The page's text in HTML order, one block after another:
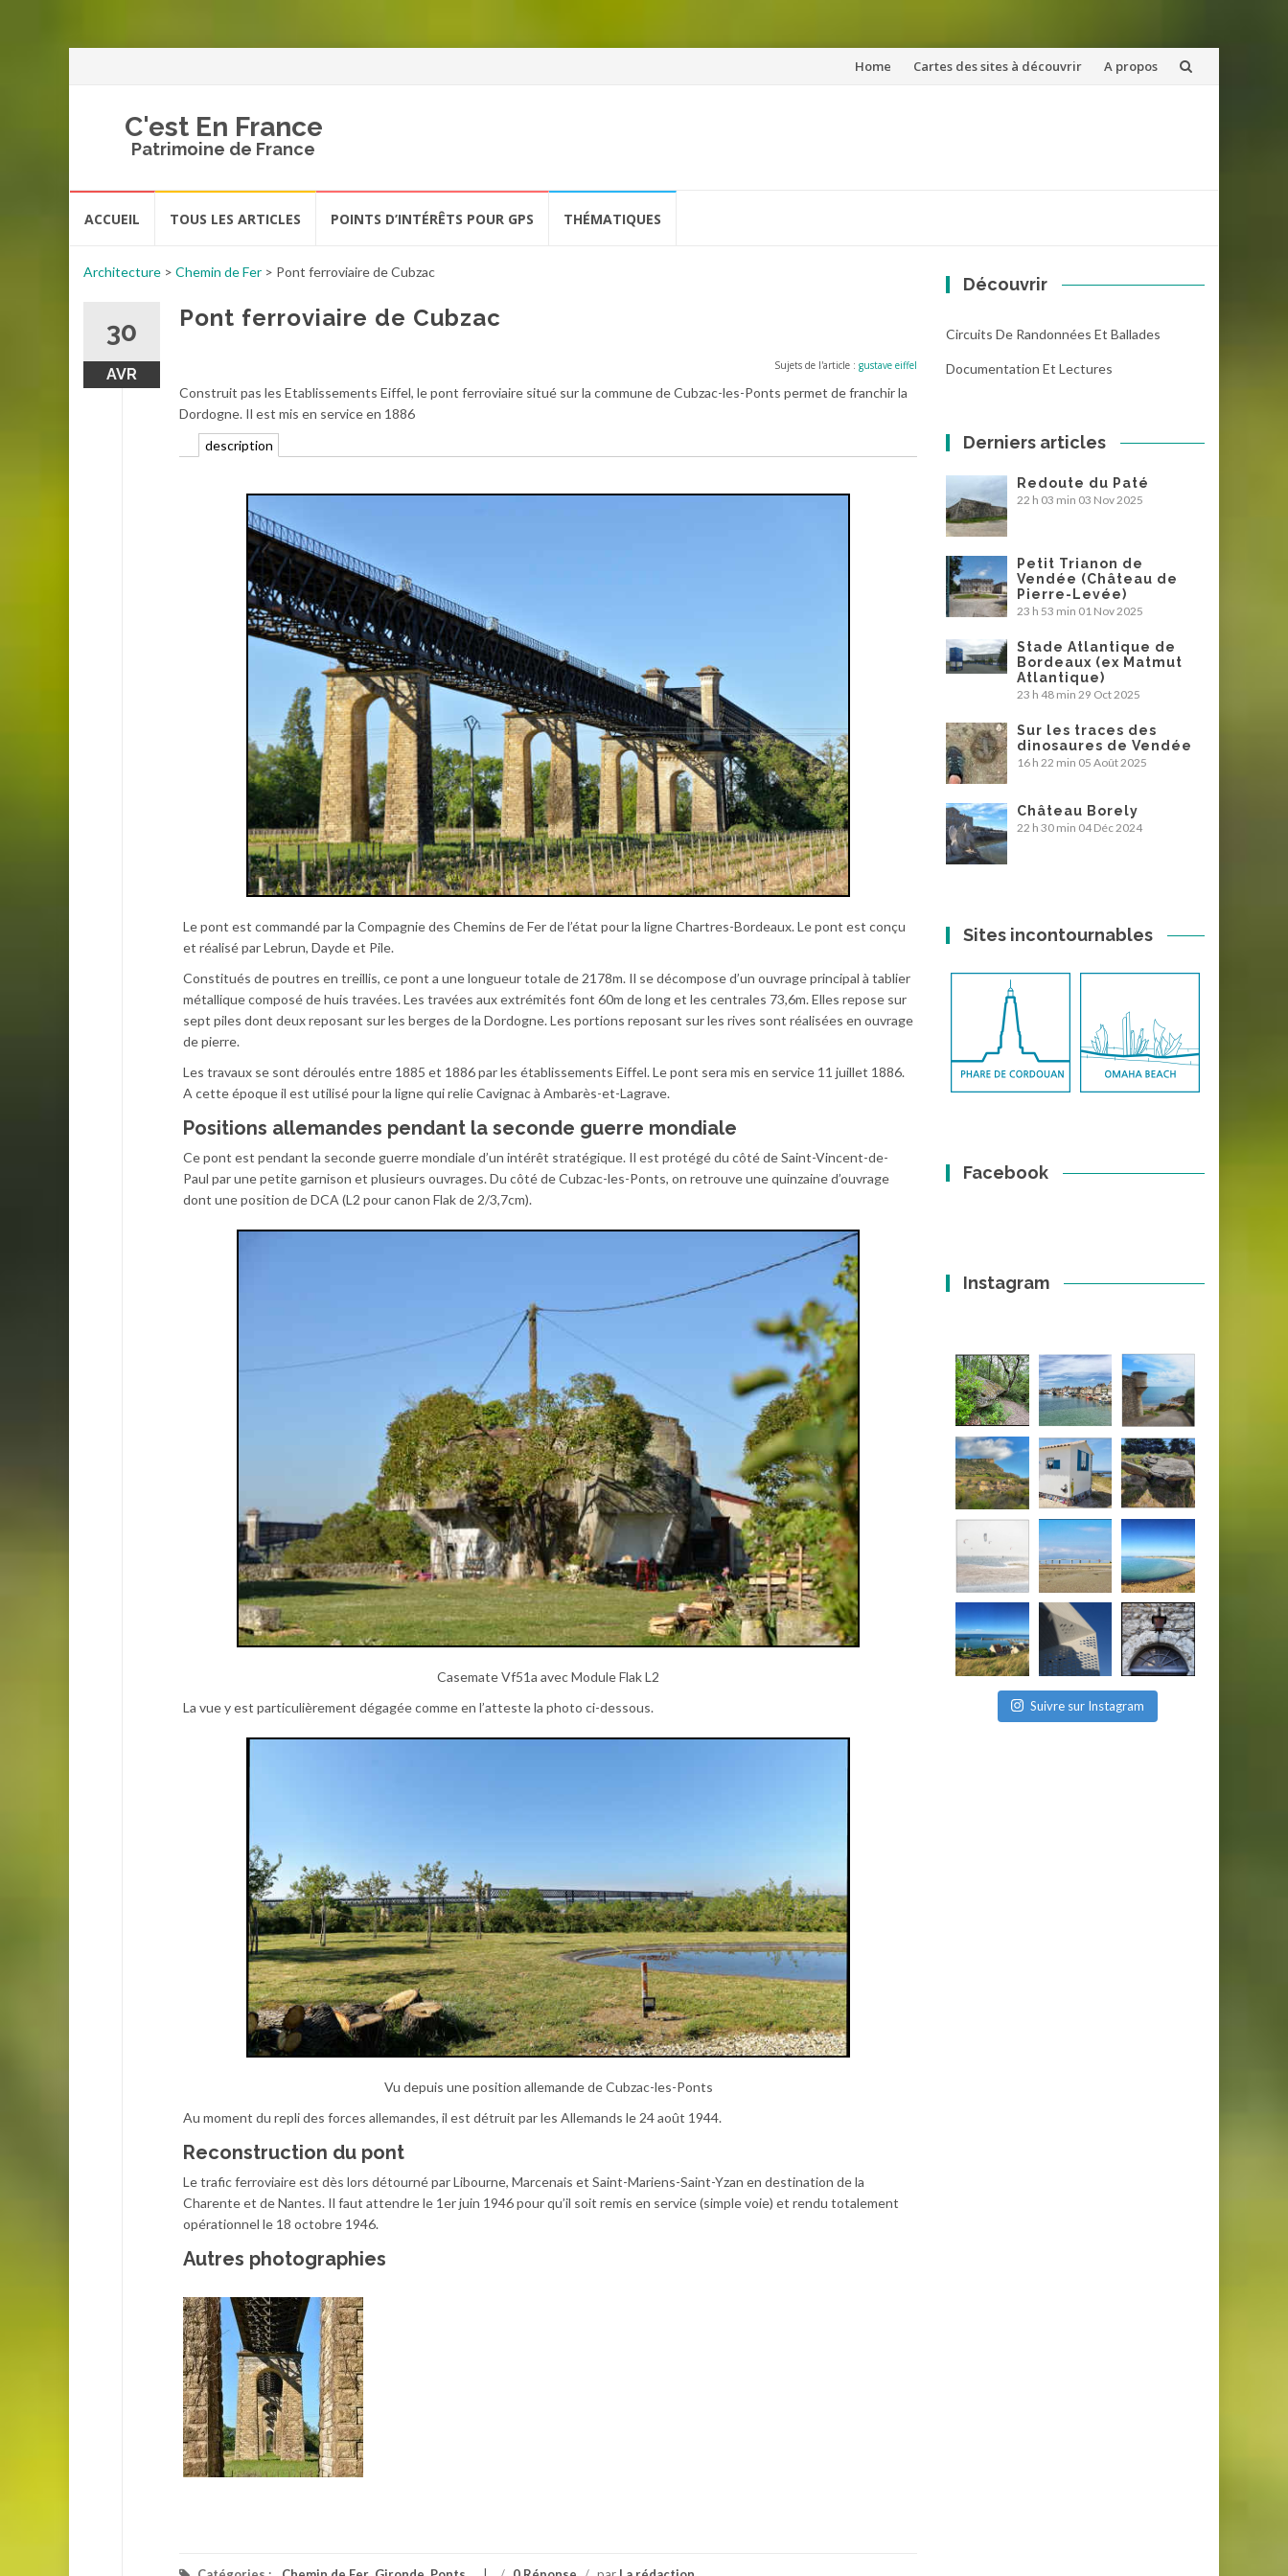
Aller
Home Cartes des sites à découvrir A propos
C'est En France
Patrimoine de France
ACCUEIL TOUS LES ARTICLES POINTS D’INTÉRÊTS POUR GPS THÉMATIQUES
Architecture > Chemin de Fer > Pont ferroviaire de Cubzac
30
AVR
Pont ferroviaire de Cubzac
Sujets de l'article : gustave eiffel
Construit pas les Etablissements Eiffel, le pont ferroviaire situé sur la commune de Cubzac-les-Ponts permet de franchir la
Dordogne. Il est mis en service en 1886
description
Le pont est commandé par la Compagnie des Chemins de Fer de l’état pour la ligne Chartres-Bordeaux. Le pont est conçu
et réalisé par Lebrun, Dayde et Pile.
Constitués de poutres en treillis, ce pont a une longueur totale de 2178m. Il se décompose d’un ouvrage principal à tablier
métallique composé de huis travées. Les travées aux extrémités font 60m de long et les centrales 73,6m. Elles repose sur
sept piles dont deux reposant sur les berges de la Dordogne. Les portions reposant sur les rives sont réalisées en ouvrage
de pierre.
Les travaux se sont déroulés entre 1885 et 1886 par les établissements Eiffel. Le pont sera mis en service 11 juillet 1886.
A cette époque il est utilisé pour la ligne qui relie Cavignac à Ambarès-et-Lagrave.
Positions allemandes pendant la seconde guerre mondiale
Ce pont est pendant la seconde guerre mondiale d’un intérêt stratégique. Il est protégé du côté de Saint-Vincent-de-
Paul par une petite garnison et plusieurs ouvrages. Du côté de Cubzac-les-Ponts, on retrouve une quinzaine d’ouvrage
dont une position de DCA (L2 pour canon Flak de 2/3,7cm).
Casemate Vf51a avec Module Flak L2
La vue y est particulièrement dégagée comme en l’atteste la photo ci-dessous.
Vu depuis une position allemande de Cubzac-les-Ponts
Au moment du repli des forces allemandes, il est détruit par les Allemands le 24 août 1944.
Reconstruction du pont
Le trafic ferroviaire est dès lors détourné par Libourne, Marcenais et Saint-Mariens-Saint-Yzan en destination de la
Charente et de Nantes. Il faut attendre le 1er juin 1946 pour qu’il soit remis en service (simple voie) et rendu totalement
opérationnel le 18 octobre 1946.
Autres photographies
Découvrir
Circuits De Randonnées Et Ballades
Documentation Et Lectures
Derniers articles
Redoute du Paté
22 h 03 min 03 Nov 2025
Petit Trianon de
Vendée (Château de
Pierre-Levée)
23 h 53 min 01 Nov 2025
Stade Atlantique de
Bordeaux (ex Matmut
Atlantique)
23 h 48 min 29 Oct 2025
Sur les traces des
dinosaures de Vendée
16 h 22 min 05 Août 2025
Château Borely
22 h 30 min 04 Déc 2024
Sites incontournables
Facebook
Instagram
Suivre sur Instagram